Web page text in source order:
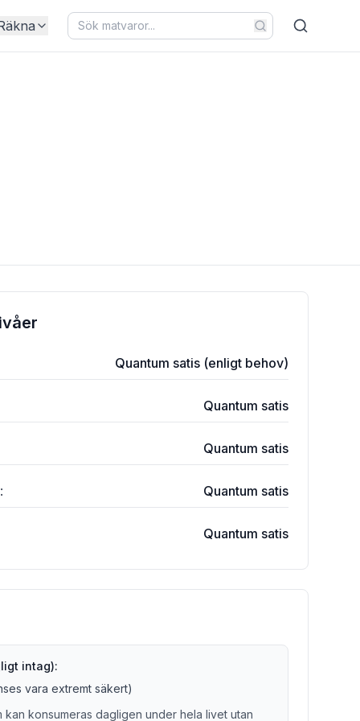
Quantum satis (enligt behov)
Quantum satis
Quantum satis
: Quantum satis
Quantum satis
intag):
vara extremt säkert)
kan konsumeras dagligen under hela livet utan